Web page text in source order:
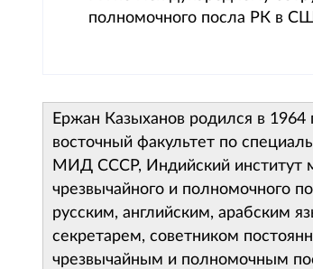
полномочного посла РК в
Ержан Казыханов родился в 1964
восточный факультет по
МИД СССР, Индийский институт
чрезвычайного и полномочного
русским, английским, арабским
секретарем, советником
чрезвычайным и полномочным